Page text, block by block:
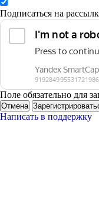
Подписаться на
Поле обязательно для
Отмена
Написать в поддержку